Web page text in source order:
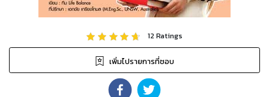
12Ratings
เพิ่มไปรายการที่ชอบ